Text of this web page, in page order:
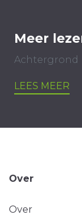
Meer
Achtergrond
LEES MEER
Over
Over